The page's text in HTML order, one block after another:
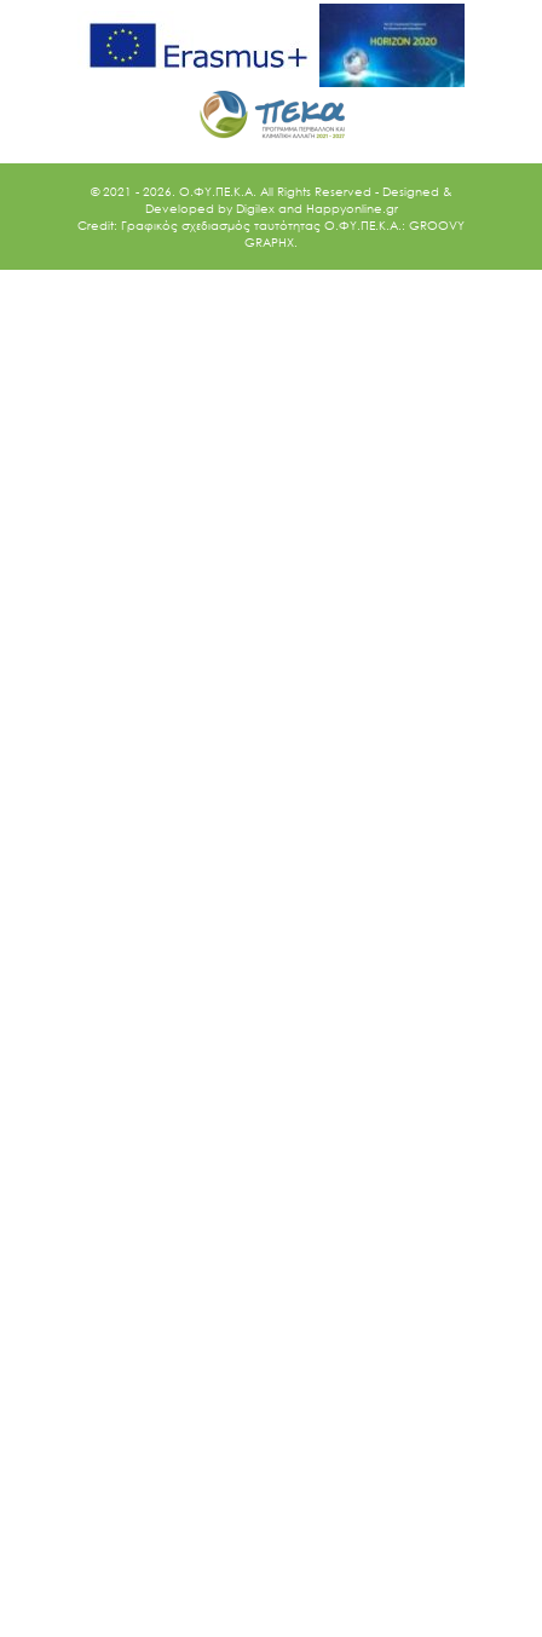
© 2021 - 2026. O.ΦΥ.ΠΕ.Κ.Α. All Rights Reserved - Designed &
Developed by Digilex and Happyonline.gr
Credit: Γραφικός σχεδιασμός ταυτότητας Ο.ΦΥ.ΠΕ.Κ.Α.: GROOVY
GRAPHX.